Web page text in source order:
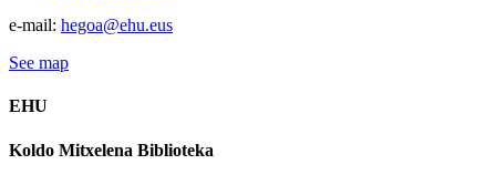
e-mail: hegoa@ehu.eus
See map
EHU
Koldo Mitxelena Biblioteka